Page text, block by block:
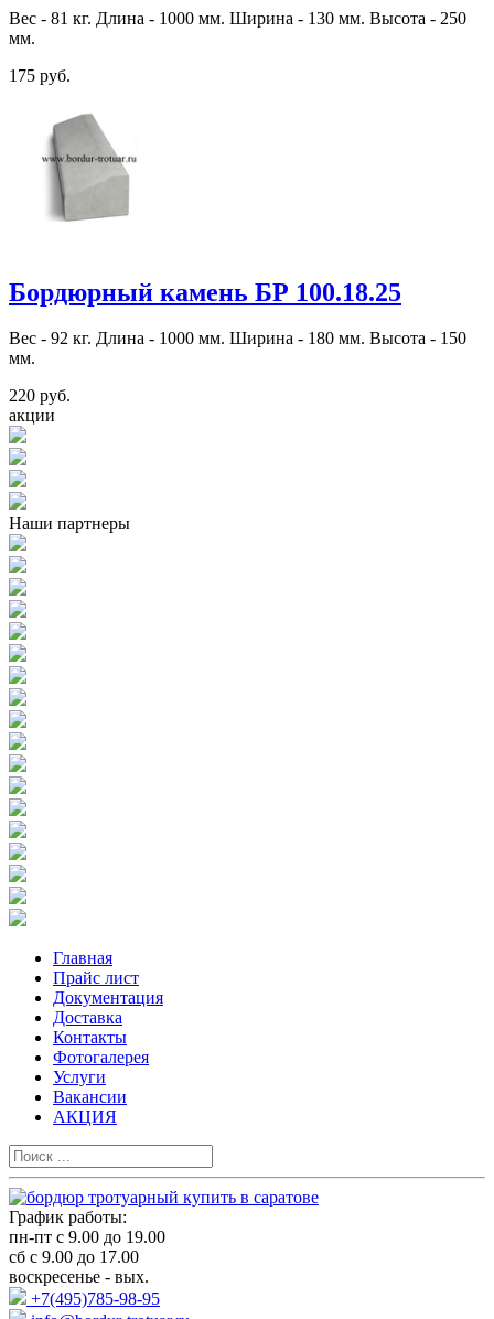
Вес - 81 кг. Длина - 1000 мм. Ширина - 130 мм. Высота - 250
мм.
175 руб.
Бордюрный камень БР 100.18.25
Вес - 92 кг. Длина - 1000 мм. Ширина - 180 мм. Высота - 150
мм.
220 руб.
акции
Наши партнеры
Главная
Прайс лист
Документация
Доставка
Контакты
Фотогалерея
Услуги
Вакансии
АКЦИЯ
График работы:
пн-пт с 9.00 до 19.00
сб с 9.00 до 17.00
воскресенье - вых.
+7(495)785-98-95